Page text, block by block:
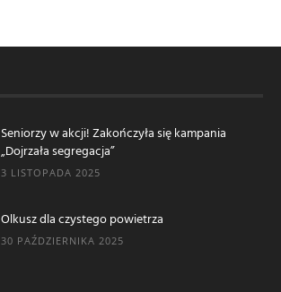
Seniorzy w akcji! Zakończyła się kampania
„Dojrzała segregacja”
3 LISTOPADA 2025
Olkusz dla czystego powietrza
30 PAŹDZIERNIKA 2025